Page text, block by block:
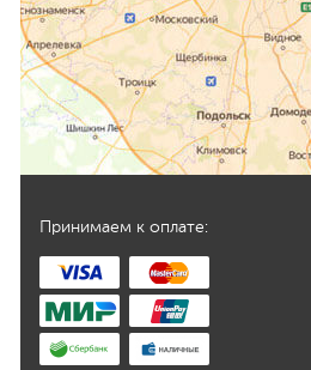
Принимаем к оплате: